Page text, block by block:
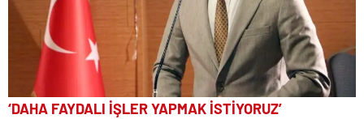
‘DAHA FAYDALI İŞLER YAPMAK İSTİYORUZ’